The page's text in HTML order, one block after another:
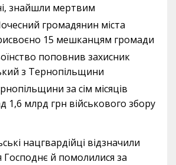
знайшли мертвим
громадянин міста
15 мешканцям громади
поповнив захисник
з Тернопільщини
за сім місяців
1,6 млрд грн військового збору
нацгвардійці відзначили
й помолилися за